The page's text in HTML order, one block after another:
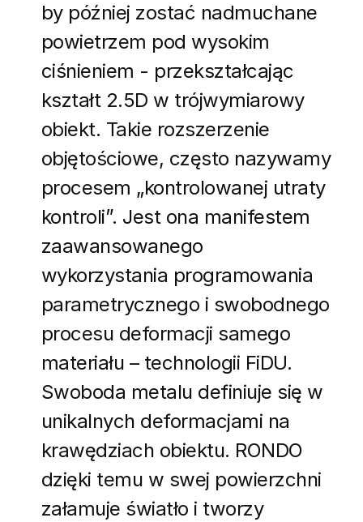
by później zostać nadmuchane
powietrzem pod wysokim
ciśnieniem - przekształcając
kształt 2.5D w trójwymiarowy
obiekt. Takie rozszerzenie
objętościowe, często nazywamy
procesem „kontrolowanej utraty
kontroli”. Jest ona manifestem
zaawansowanego
wykorzystania programowania
parametrycznego i swobodnego
procesu deformacji samego
materiału – technologii FiDU.
Swoboda metalu definiuje się w
unikalnych deformacjami na
krawędziach obiektu. RONDO
dzięki temu w swej powierzchni
załamuje światło i tworzy